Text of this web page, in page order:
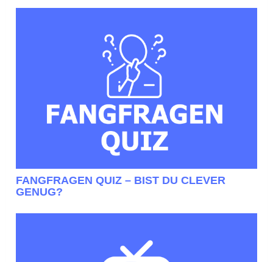
FANGFRAGEN QUIZ – BIST DU CLEVER
GENUG?